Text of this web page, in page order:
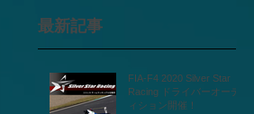
最新記事
FIA-F4 2020 Silver Star
Racing ドライバーオーデ
ィション開催！